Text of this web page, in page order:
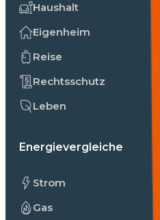
Haushalt
Eigenheim
Reise
Rechtsschutz
Leben
Energievergleiche
Strom
Gas